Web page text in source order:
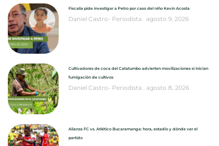
Fiscalía pide investigar a Petro por caso del niño Kevin Acosta
Daniel Castro- Periodista agosto 9, 2026
Cultivadores de coca del Catatumbo advierten movilizaciones si inician
fumigación de cultivos
Daniel Castro- Periodista agosto 8, 2026
Alianza FC vs. Atlético Bucaramanga: hora, estadio y dónde ver el
partido